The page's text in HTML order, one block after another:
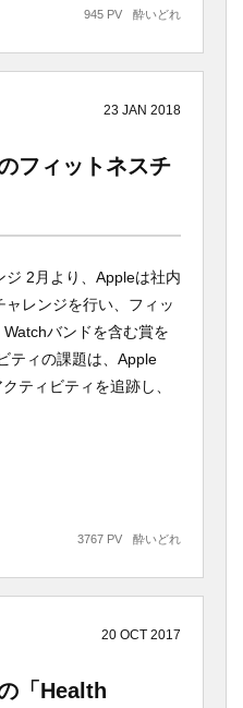
酔いどれ
945 PV
23 JAN 2018
フィットネスチ
2月より、Appleは社内
レンジを行い、フィッ
バンドを含む賞を
ティの課題は、Apple
ティビティを追跡し、
酔いどれ
3767 PV
20 OCT 2017
「Health